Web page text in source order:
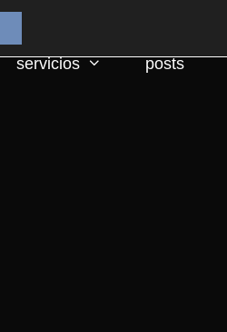
servicios posts